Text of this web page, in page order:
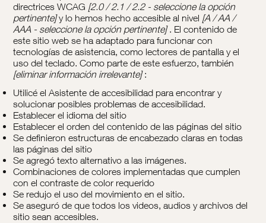
directrices WCAG [2.0 / 2.1 / 2.2 - seleccione la opción
pertinente]y lo hemos hecho accesible al nivel [A / AA /
AAA - seleccione la opción pertinente]. El contenido de
este sitio web se ha adaptado para funcionar con
tecnologías de asistencia, como lectores de pantalla y el
uso del teclado. Como parte de este esfuerzo, también
[eliminar información irrelevante]:
Utilicé el Asistente de accesibilidad para encontrar y
solucionar posibles problemas de accesibilidad.
Establecer el idioma del sitio
Establecer el orden del contenido de las páginas del sitio
Se definieron estructuras de encabezado claras en todas
las páginas del sitio
Se agregó texto alternativo a las imágenes.
Combinaciones de colores implementadas que cumplen
con el contraste de color requerido
Se redujo el uso del movimiento en el sitio.
Se aseguró de que todos los videos, audios y archivos del
sitio sean accesibles.